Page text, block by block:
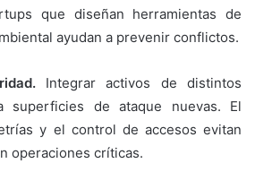
que diseñan herramientas de
ayudan a prevenir conflictos.
Integrar activos de distintos
superficies de ataque nuevas. El
y el control de accesos evitan
operaciones críticas.